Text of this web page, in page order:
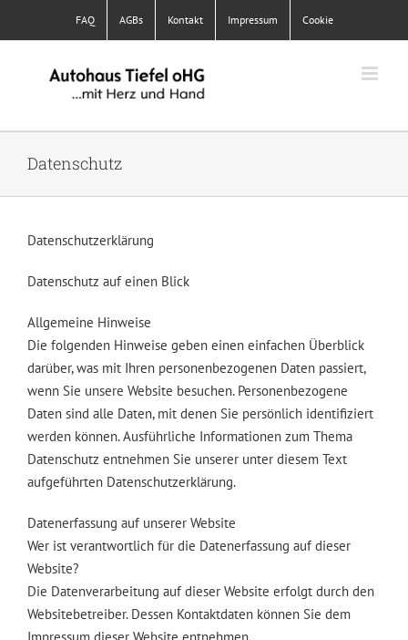
FAQ AGBs Kontakt Impressum Cookie
Datenschutz
Datenschutzerklärung
Datenschutz auf einen Blick
Allgemeine Hinweise
Die folgenden Hinweise geben einen einfachen Überblick
darüber, was mit Ihren personenbezogenen Daten passiert,
wenn Sie unsere Website besuchen. Personenbezogene
Daten sind alle Daten, mit denen Sie persönlich identifiziert
werden können. Ausführliche Informationen zum Thema
Datenschutz entnehmen Sie unserer unter diesem Text
aufgeführten Datenschutzerklärung.
Datenerfassung auf unserer Website
Wer ist verantwortlich für die Datenerfassung auf dieser
Website?
Die Datenverarbeitung auf dieser Website erfolgt durch den
Websitebetreiber. Dessen Kontaktdaten können Sie dem